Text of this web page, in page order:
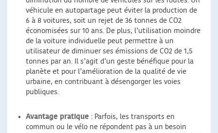
véhicule en autopartage peut éviter la production de
6 à 8 voitures, soit un rejet de 36 tonnes de CO2
économisées sur 10 ans. De plus, l’utilisation moindre
de la voiture individuelle peut permettre à un
utilisateur de diminuer ses émissions de CO2 de 1,5
tonnes par an. Il s’agit d’un geste bénéfique pour la
planète et pour l’amélioration de la qualité de vie
urbaine, en contribuant à désengorger les voies
publiques.
Avantage pratique : Parfois, les transports en
commun ou le vélo ne répondent pas à un besoin